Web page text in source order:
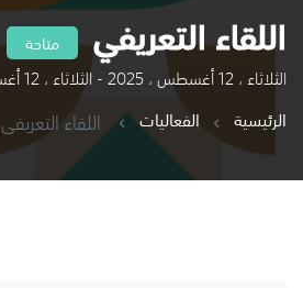
اللقاء التعريفي متاحة
الثلاثاء ، 12 أغسطس ، 2025 - الثلاثاء ، 12 أغسطس ، 2025
الرئيسية
الفعاليات اللقاء التعريفي